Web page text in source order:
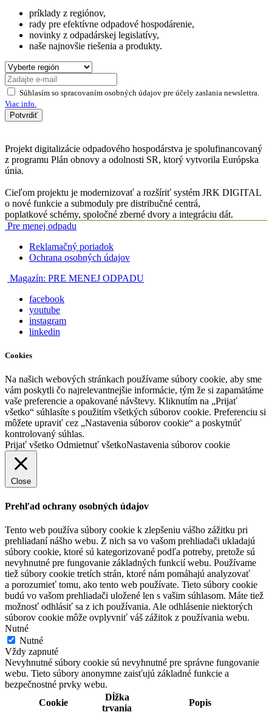
príklady z regiónov,
rady pre efektívne odpadové hospodárenie,
novinky z odpadárskej legislatívy,
naše najnovšie riešenia a produkty.
Súhlasím so spracovaním osobných údajov pre účely zaslania newslettra.
Viac info.
Potvrdiť
Projekt digitalizácie odpadového hospodárstva je spolufinancovaný
z programu Plán obnovy a odolnosti SR, ktorý vytvorila Európska
únia.
Cieľom projektu je modernizovať a rozšíriť systém JRK DIGITAL
o nové funkcie a submoduly pre distribučné centrá,
poplatkové schémy, spoločné zberné dvory a integráciu dát.
Pre menej odpadu
Reklamačný poriadok
Ochrana osobných údajov
Magazín: PRE MENEJ ODPADU
facebook
youtube
instagram
linkedin
Cookies
Na našich webových stránkach používame súbory cookie, aby sme
vám poskytli čo najrelevantnejšie informácie, tým že si zapamätáme
vaše preferencie a opakované návštevy. Kliknutím na „Prijať
všetko“ súhlasíte s použitím všetkých súborov cookie. Preferenciu si
môžete upraviť cez „Nastavenia súborov cookie“ a poskytnúť
kontrolovaný súhlas.
Prijať všetko Odmietnuť všetkoNastavenia súborov cookie
Close
Prehľad ochrany osobných údajov
Tento web používa súbory cookie k zlepšeniu vášho zážitku pri
prehliadaní nášho webu. Z nich sa vo vašom prehliadači ukladajú
súbory cookie, ktoré sú kategorizované podľa potreby, pretože sú
nevyhnutné pre fungovanie základných funkcií webu. Používame
tiež súbory cookie tretích strán, ktoré nám pomáhajú analyzovať
a porozumieť tomu, ako tento web používate. Tieto súbory cookie
budú vo vašom prehliadači uložené len s vašim súhlasom. Máte tiež
možnosť odhlásiť sa z ich používania. Ale odhlásenie niektorých
súborov cookie môže ovplyvniť váš zážitok z používania webu.
Nutné
Nutné
Vždy zapnuté
Nevyhnutné súbory cookie sú nevyhnutné pre správne fungovanie
webu. Tieto súbory anonymne zaisťujú základné funkcie a
bezpečnostné prvky webu.
Cookie
Dĺžka
trvania
Popis